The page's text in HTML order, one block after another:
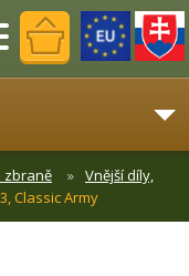
zbraně
Vnější díly,
Classic Army